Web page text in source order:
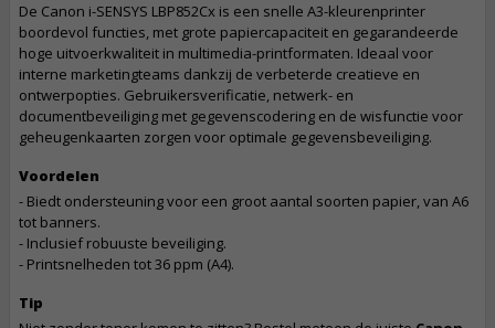
De Canon i-SENSYS LBP852Cx is een snelle A3-kleurenprinter
boordevol functies, met grote papiercapaciteit en gegarandeerde
hoge uitvoerkwaliteit in multimedia-printformaten. Ideaal voor
interne marketingteams dankzij de verbeterde creatieve en
ontwerpopties. Gebruikersverificatie, netwerk- en
documentbeveiliging met gegevenscodering en de wisfunctie voor
geheugenkaarten zorgen voor optimale gegevensbeveiliging.
Voordelen
- Biedt ondersteuning voor een groot aantal soorten papier, van A6
tot banners.
- Inclusief robuuste beveiliging.
- Printsnelheden tot 36 ppm (A4).
Tip